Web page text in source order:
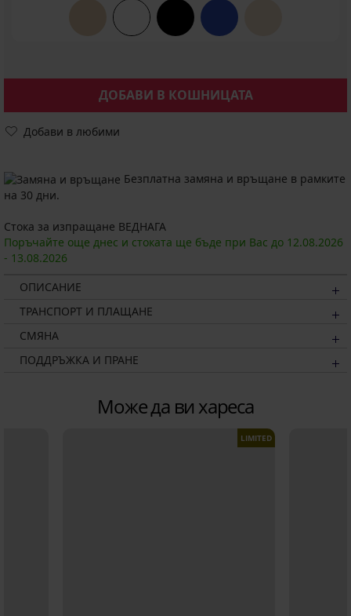
ДОБАВИ В КОШНИЦАТА
Добави в любими
Безплатна замяна и връщане в рамките
на 30 дни.
Стока за изпращане ВЕДНАГА
Поръчайте още днес и стоката ще бъде при Вас до 12.08.2026
- 13.08.2026
ОПИСАНИЕ
ТРАНСПОРТ И ПЛАЩАНЕ
СМЯНА
ПОДДРЪЖКА И ПРАНЕ
Може да ви хареса
LIMITED